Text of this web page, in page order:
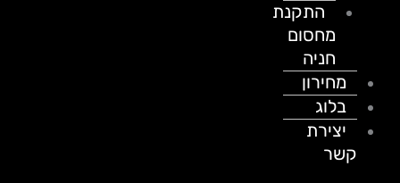
התקנת
מחסום
חניה
מחירון
בלוג
יצירת
קשר